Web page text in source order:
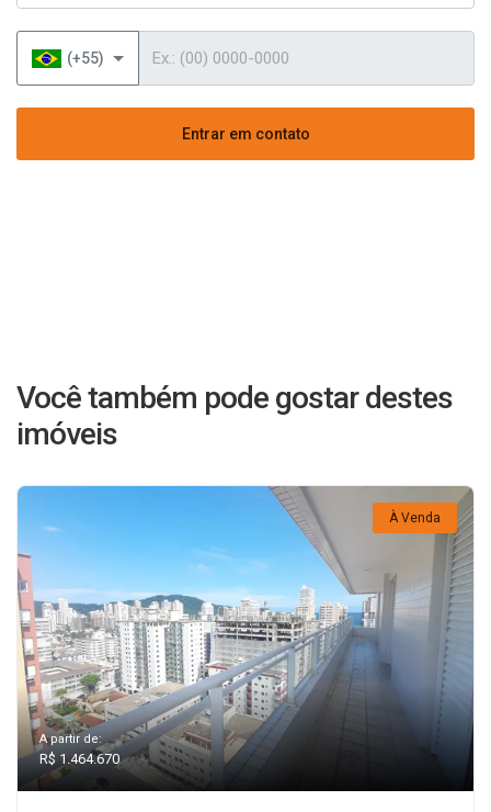
(+55)
Entrar em contato
Você também pode gostar destes
imóveis
À Venda
A partir de:
R$ 1.464.670